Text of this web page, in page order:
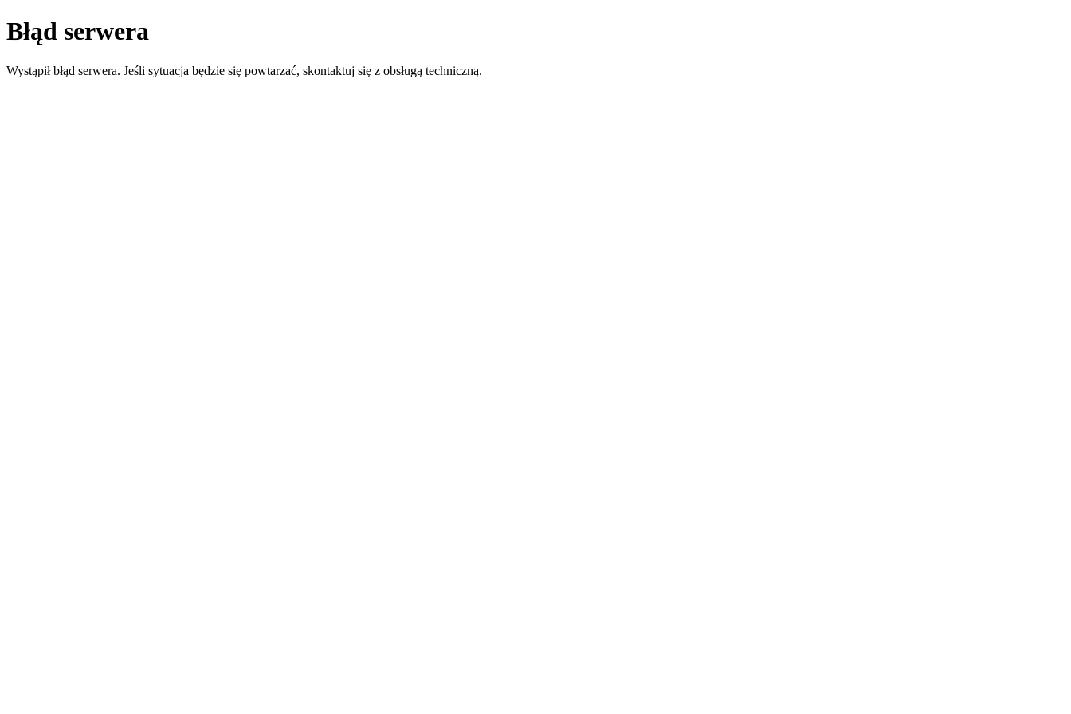
Błąd serwera
Wystąpił błąd serwera. Jeśli sytuacja będzie się powtarzać, skontaktuj się z obsługą techniczną.